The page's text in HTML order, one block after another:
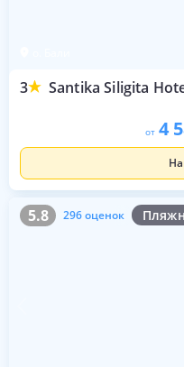
3 Santika Siligita
от 4
5.8 296 оценок
5.8 296 оценок